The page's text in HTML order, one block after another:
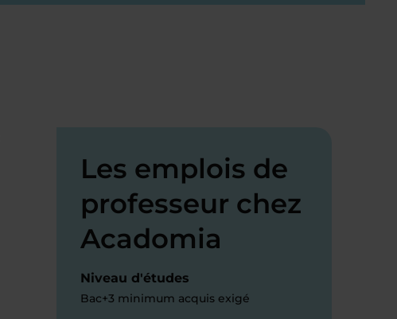
Les emplois de
professeur chez
Acadomia
Niveau d'études
Bac+3 minimum acquis exigé